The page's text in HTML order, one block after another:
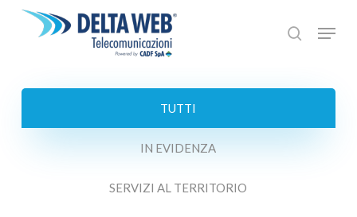
search
Menu
TUTTI
IN EVIDENZA
SERVIZI AL TERRITORIO